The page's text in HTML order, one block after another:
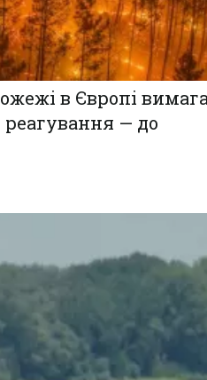
в Європі
реагування — до